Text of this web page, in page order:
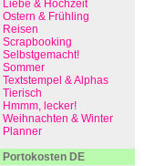
Liebe & Hochzeit
Ostern & Frühling
Reisen
Scrapbooking
Selbstgemacht!
Sommer
Textstempel & Alphas
Tierisch
Hmmm, lecker!
Weihnachten & Winter
Planner
Portokosten DE